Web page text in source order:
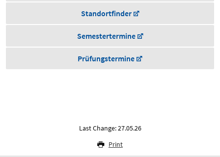
Standortfinder
Semestertermine
Prüfungstermine
Last Change: 27.05.26
Print